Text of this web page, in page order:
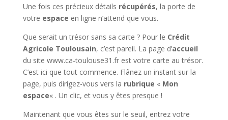
Une fois ces précieux détails récupérés, la porte de
votre espace en ligne n’attend que vous.
Que serait un trésor sans sa carte ? Pour le Crédit
Agricole Toulousain, c’est pareil. La page d’accueil
du site www.ca-toulouse31.fr est votre carte au trésor.
C’est ici que tout commence. Flânez un instant sur la
page, puis dirigez-vous vers la rubrique « Mon
espace« . Un clic, et vous y êtes presque !
Maintenant que vous êtes sur le seuil, entrez votre